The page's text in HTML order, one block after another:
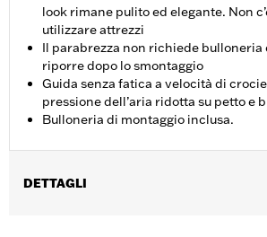
look rimane pulito ed elegante. Non
utilizzare attrezzi
Il parabrezza non richiede bulloneria
riporre dopo lo smontaggio
Guida senza fatica a velocità di
pressione dell’aria ridotta su petto e
Bulloneria di montaggio inclusa.
DETTAGLI